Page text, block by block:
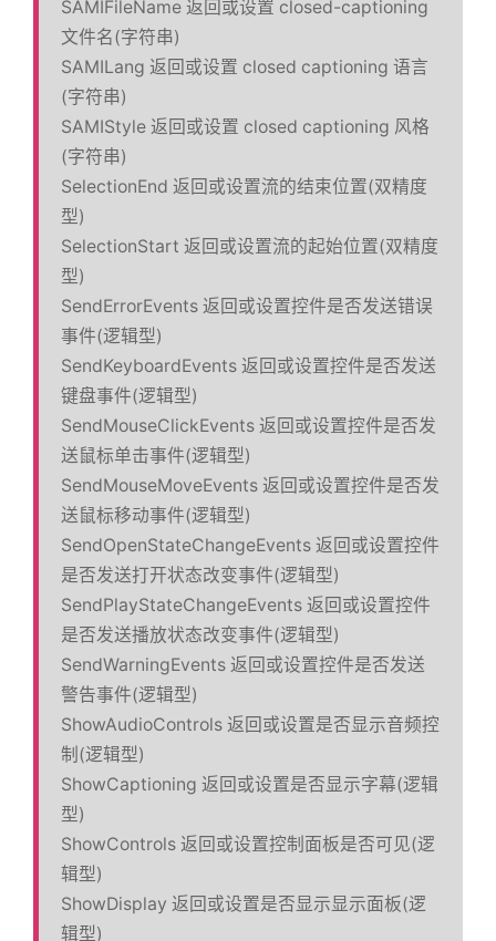
搜
索
SAMIFileName 返回或设置 closed-captioning
文件名(字符串)
SAMILang 返回或设置 closed captioning 语言
(字符串)
SAMIStyle 返回或设置 closed captioning 风格
(字符串)
SelectionEnd 返回或设置流的结束位置(双精度
型)
SelectionStart 返回或设置流的起始位置(双精度
型)
SendErrorEvents 返回或设置控件是否发送错误
事件(逻辑型)
SendKeyboardEvents 返回或设置控件是否发送
键盘事件(逻辑型)
SendMouseClickEvents 返回或设置控件是否发
送鼠标单击事件(逻辑型)
SendMouseMoveEvents 返回或设置控件是否发
送鼠标移动事件(逻辑型)
SendOpenStateChangeEvents 返回或设置控件
是否发送打开状态改变事件(逻辑型)
SendPlayStateChangeEvents 返回或设置控件
是否发送播放状态改变事件(逻辑型)
SendWarningEvents 返回或设置控件是否发送
警告事件(逻辑型)
ShowAudioControls 返回或设置是否显示音频控
制(逻辑型)
ShowCaptioning 返回或设置是否显示字幕(逻辑
型)
ShowControls 返回或设置控制面板是否可见(逻
辑型)
ShowDisplay 返回或设置是否显示显示面板(逻
辑型)